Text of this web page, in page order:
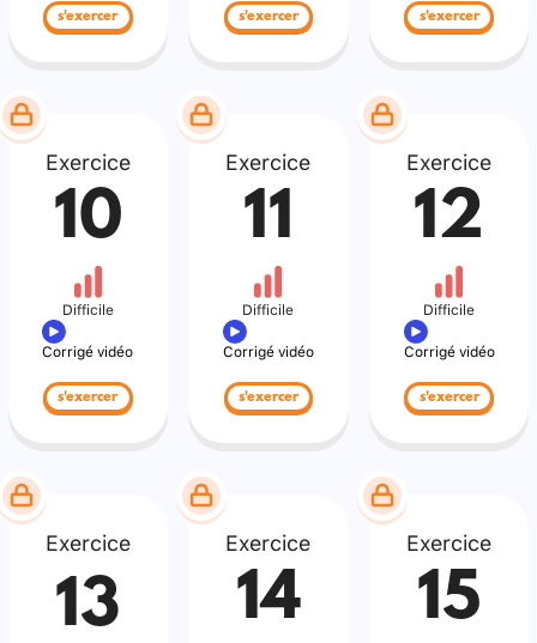
s'exercer s'exercer s'exercer
Exercice
10
Difficile
Corrigé vidéo
s'exercer
Exercice
11
Difficile
Corrigé vidéo
s'exercer
Exercice
12
Difficile
Corrigé vidéo
s'exercer
Exercice
13
Exercice
14
Exercice
15